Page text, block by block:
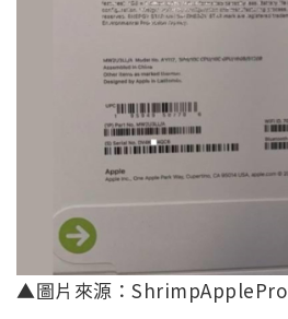
▲圖片來源：ShrimpApplePro